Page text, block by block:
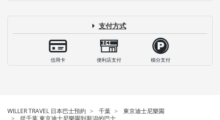
支付方式
信用卡 便利店支付 積分支付
WILLER TRAVEL 日本巴士預約 千葉
東京迪士尼樂園
從千葉 東京迪士尼樂園到新潟的巴士